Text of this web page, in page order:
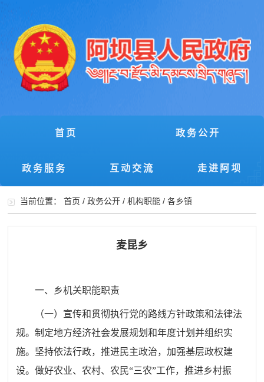
首页 政务公开
政务服务 互动交流 走进阿坝
当前位置：首页 /政务公开 /机构职能 /各乡镇
麦昆乡
一、 乡机关职能职责
（一）宣传和贯彻执行党的路线方针政策和法律法
规。制定地方经济社会发展规划和年度计划并组织实
施。坚持依法行政，推进民主政治，加强基层政权建
设。做好农业、农村、农民“三农”工作，推进乡村振